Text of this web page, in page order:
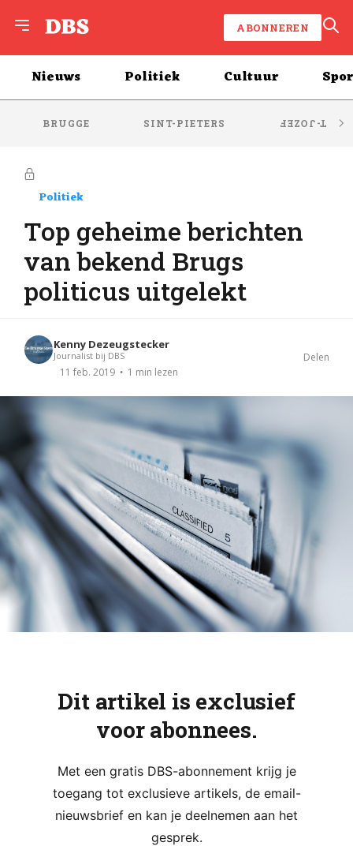
ABONNEREN
Nieuws Politiek Cultuur
BRUGGE SINT-PIETERS SINT-JOZEF
Politiek
Top geheime berichten
van bekend Brugs
politicus uitgelekt
Kenny Dezeugstecker
Journalist bij DBS
11 feb. 2019 1 min lezen
Delen
Dit artikel is exclusief
voor abonnees.
Met een gratis DBS-abonnement krijg je
toegang tot exclusieve artikels, de email-
nieuwsbrief en kan je deelnemen aan het
gesprek.